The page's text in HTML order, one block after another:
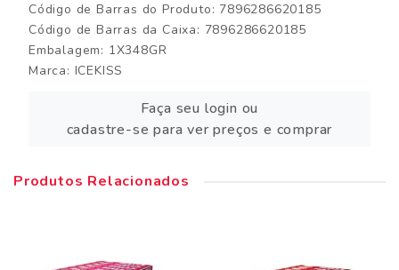
Código de Barras do Produto: 7896286620185
Código de Barras da Caixa: 7896286620185
Embalagem: 1X348GR
Marca: ICEKISS
Faça seu login ou
cadastre-se para ver preços e comprar
Produtos Relacionados